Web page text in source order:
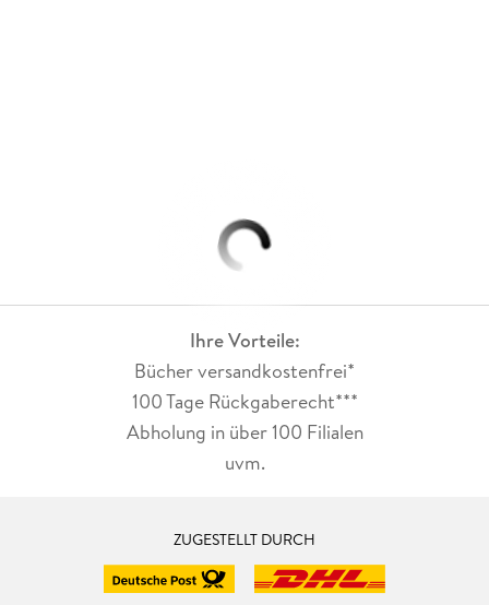
Ihre Vorteile:
Bücher versandkostenfrei*
100 Tage Rückgaberecht***
Abholung in über 100 Filialen
uvm.
ZUGESTELLT DURCH